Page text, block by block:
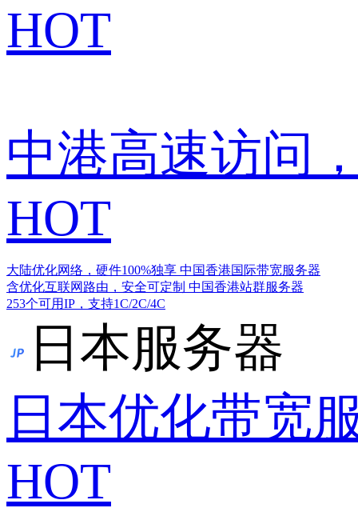
HOT
中港高速访问
HOT
大陆优化网络，硬件100%独享 中国香港国际带宽服务器
含优化互联网路由，安全可定制 中国香港站群服务器
253个可用IP，支持1C/2C/4C
日本服务器
日本优化带宽
HOT